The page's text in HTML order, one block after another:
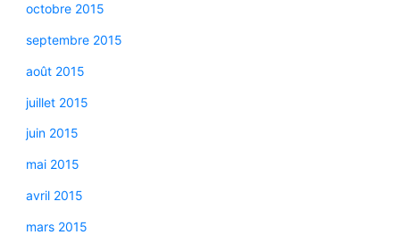
octobre 2015
septembre 2015
août 2015
juillet 2015
juin 2015
mai 2015
avril 2015
mars 2015